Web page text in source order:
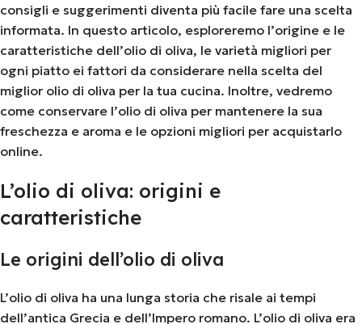
consigli e suggerimenti diventa più facile fare una scelta
informata. In questo articolo, esploreremo l’origine e le
caratteristiche dell’olio di oliva, le varietà migliori per
ogni piatto ei fattori da considerare nella scelta del
miglior olio di oliva per la tua cucina. Inoltre, vedremo
come conservare l’olio di oliva per mantenere la sua
freschezza e aroma e le opzioni migliori per acquistarlo
online.
L’olio di oliva: origini e
caratteristiche
Le origini dell’olio di oliva
L’olio di oliva ha una lunga storia che risale ai tempi
dell’antica Grecia e dell’Impero romano. L’olio di oliva era